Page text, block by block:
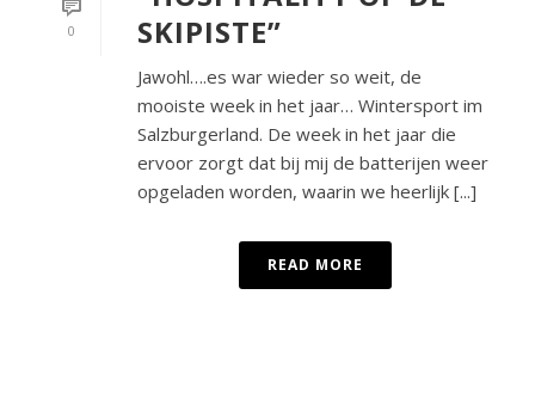
0
SKIPISTE”
Jawohl….es war wieder so weit, de
mooiste week in het jaar… Wintersport im
Salzburgerland. De week in het jaar die
ervoor zorgt dat bij mij de batterijen weer
opgeladen worden, waarin we heerlijk [...]
READ MORE